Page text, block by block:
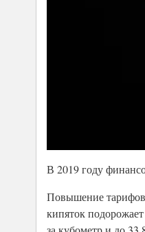
В 2019 году
Повышение тарифов
кипяток